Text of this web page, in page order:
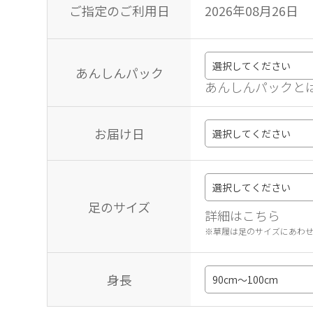
ご指定のご利用日 2026年08月26日
あんしんパック
あんしんパックと
お届け日
足のサイズ 詳細はこちら
※草履は足のサイズにあわせ
身長